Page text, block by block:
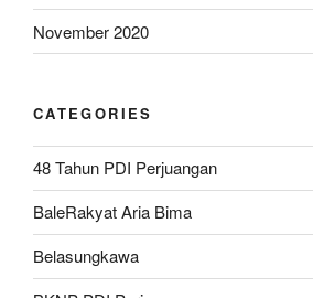
November 2020
CATEGORIES
48 Tahun PDI Perjuangan
BaleRakyat Aria Bima
Belasungkawa